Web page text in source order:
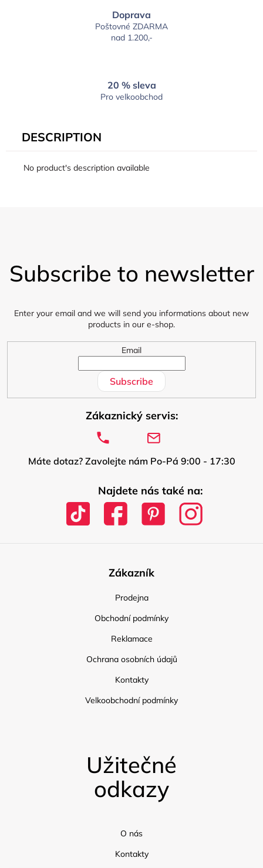
Doprava
Poštovné ZDARMA
nad 1.200,-
20 % sleva
Pro velkoobchod
DESCRIPTION
No product's description available
Subscribe to newsletter
Enter your email and we will send you informations about new
products in our e-shop.
Email
Subscribe
Zákaznický servis:
Máte dotaz? Zavolejte nám Po-Pá 9:00 - 17:30
Najdete nás také na:
Zákazník
Prodejna
Obchodní podmínky
Reklamace
Ochrana osobních údajů
Kontakty
Velkoobchodní podmínky
Užitečné
odkazy
O nás
Kontakty